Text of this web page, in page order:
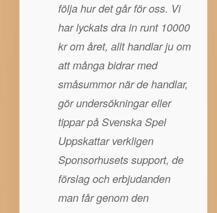
följa hur det går för oss. Vi
har lyckats dra in runt 10000
kr om året, allt handlar ju om
att många bidrar med
småsummor när de handlar,
gör undersökningar eller
tippar på Svenska Spel
Uppskattar verkligen
Sponsorhusets support, de
förslag och erbjudanden
man får genom den